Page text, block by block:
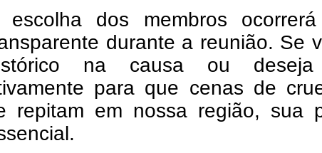
escolha dos membros
durante a reunião. Se
na causa ou deseja
para que cenas de
repitam em nossa região, sua